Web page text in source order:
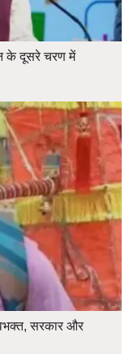
के दूसरे चरण में
सरकार और